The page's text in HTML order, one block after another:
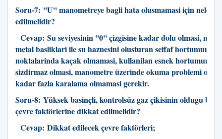
Soru-7: ''U'' manometreye bagli hata olusmamasi için nelere
edilmelidir?
Cevap: Su seviyesinin ''0'' çizgisine kadar dolu olmasi,
metal basliklari ile su haznesini olusturan seffaf hortumun
noktalarinda kaçak olmamasi, kullanilan esnek hortumun
sizdirmaz olmasi, manometre üzerinde okuma problemi
kadar fazla karalama olmamasi gerekir.
Soru-8: Yüksek basinçli, kontrolsüz gaz çikisinin oldugu
çevre faktörlerine dikkat edilmelidir?
Cevap: Dikkat edilecek çevre faktörleri;